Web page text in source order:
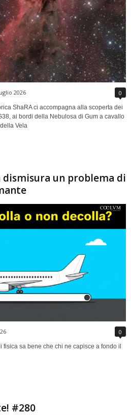
2026 0
ShaRA ci accompagna alla scoperta dei
ai bordi della Nebulosa di Gum a cavallo
Vela
un problema di
0
sa bene che chi ne capisce a fondo il
#280